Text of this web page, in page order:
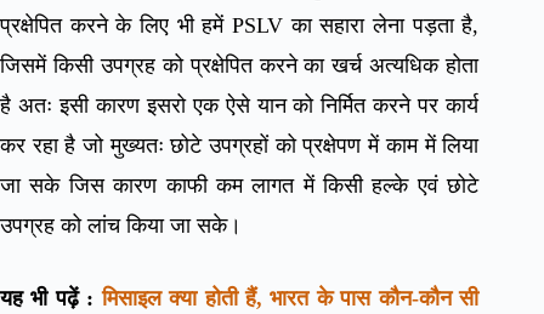
प्रक्षेपित करने के लिए भी हमें PSLV का सहारा लेना पड़ता है,
जिसमें किसी उपग्रह को प्रक्षेपित करने का खर्च अत्यधिक होता
है अतः इसी कारण इसरो एक ऐसे यान को निर्मित करने पर कार्य
कर रहा है जो मुख्यतः छोटे उपग्रहों को प्रक्षेपण में काम में लिया
जा सके जिस कारण काफी कम लागत में किसी हल्के एवं छोटे
उपग्रह को लांच किया जा सके।
यह भी पढ़ें :मिसाइल क्या होती हैं, भारत के पास कौन-कौन सी